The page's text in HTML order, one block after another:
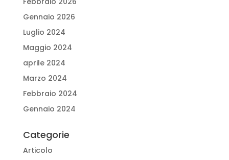
Gennaio 2026
Luglio 2024
Maggio 2024
aprile 2024
Marzo 2024
Febbraio 2024
Gennaio 2024
Categorie
Articolo